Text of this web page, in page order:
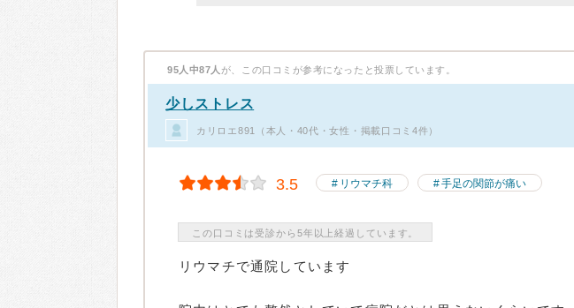
95人中87人 が、この口コミが参考になったと投票しています。
少しストレス
カリロエ891（本人・40代・女性・掲載口コミ4件）
3.5 リウマチ科 手足の関節が痛い
この口コミは受診から5年以上経過しています。
リウマチで通院しています